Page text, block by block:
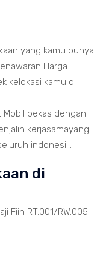
yang kamu punya
Harga
kelokasi kamu di
bekas dengan
kerjasamayang
indonesi...
di
Fiin RT.001/RW.005